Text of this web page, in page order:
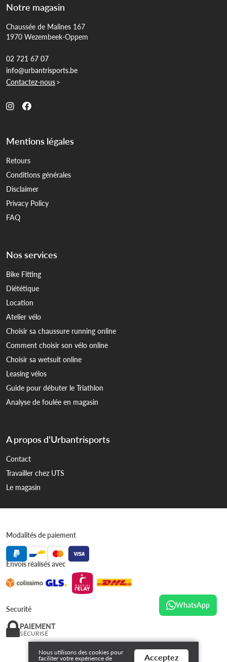
Notre magasin
Chaussée de Malines 167
1970 Wezembeek-Oppem
02 721 67 07
info@urbantrisports.be
Contactez-nous>
Mentions légales
Retours
Conditions générales
Disclaimer
Privacy Policy
FAQ
Nos services
Bike Fitting
Diététique
Location
Atelier vélo
Choisir sa chaussure running online
Comment choisir son vélo online
Choisir sa wetsuit online
Leasing vélos
Guide pour débuter le Triathlon
Analyse de foulée en magasin
A propos d'Urbantrisports
Contact
Travailler chez UTS
Le magasin
Modalités de paiement
Envois réalisés avec
Securité
PAIEMENT
SÉCURISÉ
WhatsApp
Nous utilisons des cookies pour
faciliter votre expérience de
Acceptez